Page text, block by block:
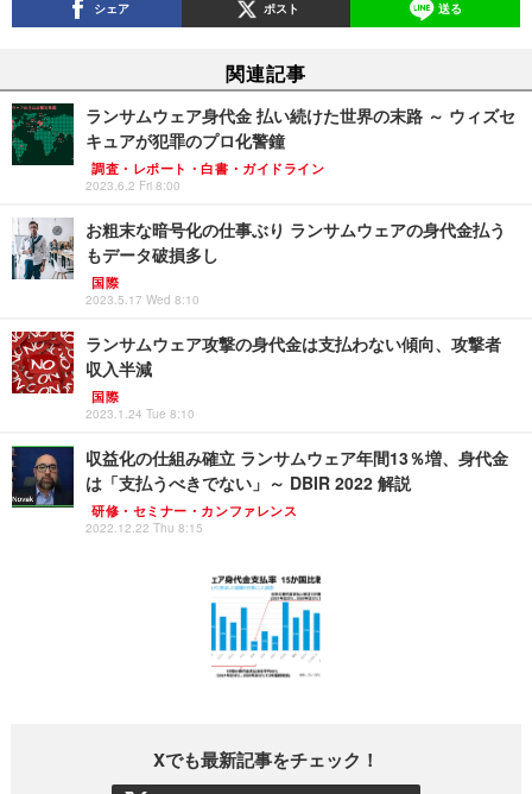
シェア ポスト 送る
関連記事
ランサムウェア身代金 払い続けた世界の末路 ～ ウィズセ
キュアが犯罪のプロ化警鐘
調査・レポート・白書・ガイドライン
2023.6.2 Fri 8:00
お粗末な暗号化の仕事ぶり ランサムウェアの身代金払う
もデータ破損多し
国際
2023.5.17 Wed 8:10
ランサムウェア攻撃の身代金は支払わない傾向、攻撃者
収入半減
国際
2023.1.24 Tue 8:10
収益化の仕組み確立 ランサムウェア年間13％増、身代金
は「支払うべきでない」～ DBIR 2022 解説
研修・セミナー・カンファレンス
2022.12.22 Thu 8:15
Xでも最新記事をチェック！